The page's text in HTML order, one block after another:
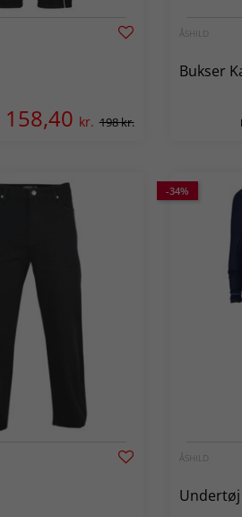
158,40 kr. 198 kr.
ÅSHILD
Bukser
-34%
ÅSHILD